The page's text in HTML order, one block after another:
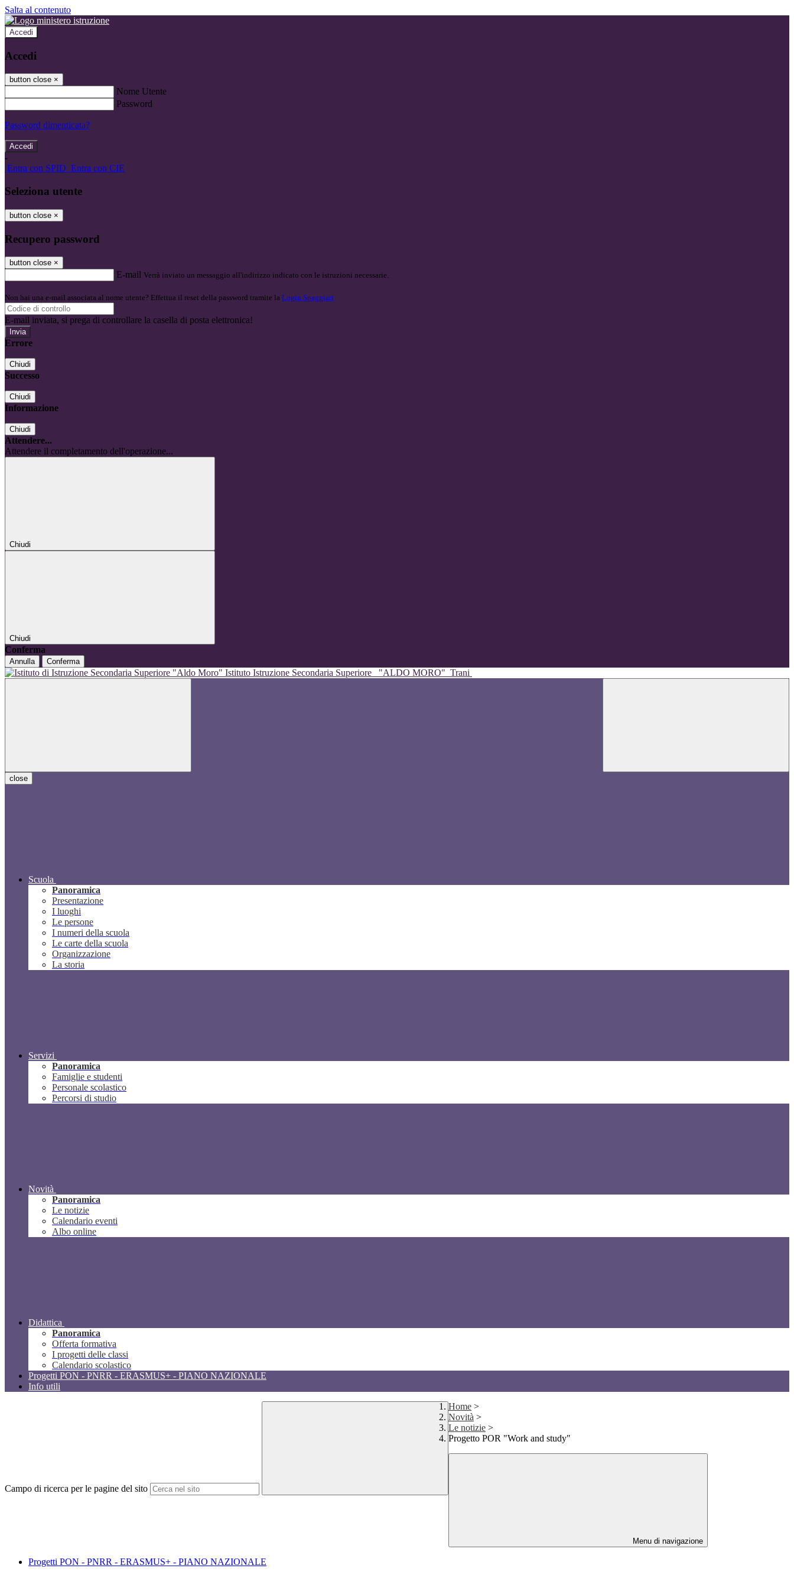
Salta al contenuto
Accedi
Accedi
button close ×
Nome Utente
Password
Password dimenticata?
-
Entra con SPID Entra con CIE
Seleziona utente
button close ×
Recupero password
button close ×
E-mail Verrà inviato un messaggio all'indirizzo indicato con le istruzioni necessarie.
Non hai una e-mail associata al nome utente? Effettua il reset della password tramite la Login Spaggiari
E-mail inviata, si prega di controllare la casella di posta elettronica!
Errore
Chiudi
Successo
Chiudi
Informazione
Chiudi
Attendere...
Attendere il completamento dell'operazione...
Chiudi
Chiudi
Conferma
Annulla Conferma
Istituto Istruzione Secondaria Superiore "ALDO MORO" Trani
close
Scuola
Panoramica
Presentazione
I luoghi
Le persone
I numeri della scuola
Le carte della scuola
Organizzazione
La storia
Servizi
Panoramica
Famiglie e studenti
Personale scolastico
Percorsi di studio
Novità
Panoramica
Le notizie
Calendario eventi
Albo online
Didattica
Panoramica
Offerta formativa
I progetti delle classi
Calendario scolastico
Progetti PON - PNRR - ERASMUS+ - PIANO NAZIONALE
Info utili
Campo di ricerca per le pagine del sito
Home >
Novità >
Le notizie >
Progetto POR "Work and study"
Menu di navigazione
Progetti PON - PNRR - ERASMUS+ - PIANO NAZIONALE